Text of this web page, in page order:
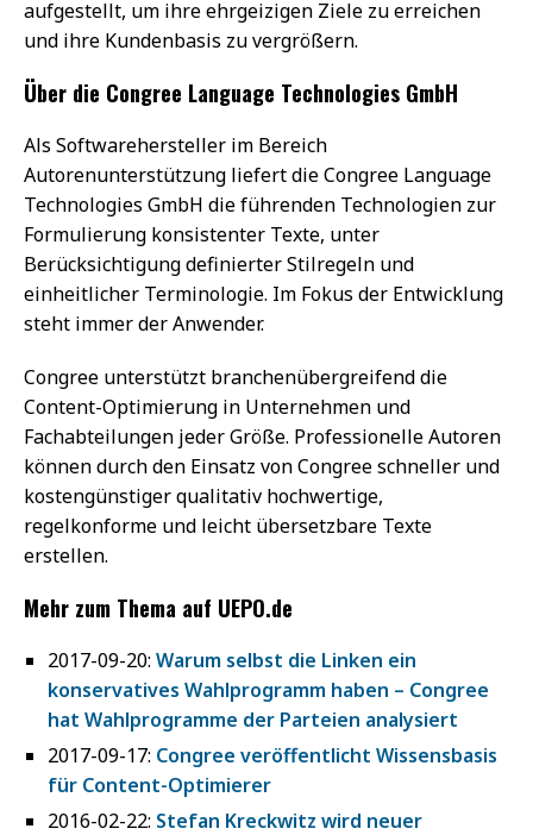
aufgestellt, um ihre ehrgeizigen Ziele zu erreichen
und ihre Kundenbasis zu vergrößern.
Über die Congree Language Technologies GmbH
Als Softwarehersteller im Bereich
Autorenunterstützung liefert die Congree Language
Technologies GmbH die führenden Technologien zur
Formulierung konsistenter Texte, unter
Berücksichtigung definierter Stilregeln und
einheitlicher Terminologie. Im Fokus der Entwicklung
steht immer der Anwender.
Congree unterstützt branchenübergreifend die
Content-Optimierung in Unternehmen und
Fachabteilungen jeder Größe. Professionelle Autoren
können durch den Einsatz von Congree schneller und
kostengünstiger qualitativ hochwertige,
regelkonforme und leicht übersetzbare Texte
erstellen.
Mehr zum Thema auf UEPO.de
2017-09-20: Warum selbst die Linken ein
konservatives Wahlprogramm haben – Congree
hat Wahlprogramme der Parteien analysiert
2017-09-17: Congree veröffentlicht Wissensbasis
für Content-Optimierer
2016-02-22: Stefan Kreckwitz wird neuer